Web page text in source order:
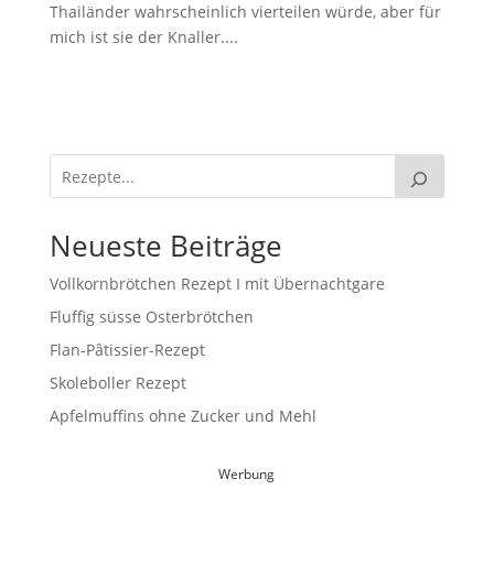
Thailänder wahrscheinlich vierteilen würde, aber für
mich ist sie der Knaller....
Neueste Beiträge
Vollkornbrötchen Rezept I mit Übernachtgare
Fluffig süsse Osterbrötchen
Flan-Pâtissier-Rezept
Skoleboller Rezept
Apfelmuffins ohne Zucker und Mehl
Werbung